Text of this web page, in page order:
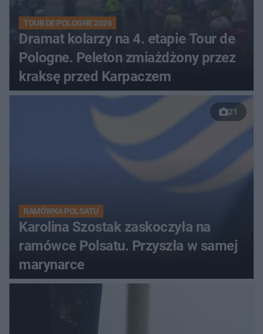
TOUR DE POLOGNE 2026
Dramat kolarzy na 4. etapie Tour de
Pologne. Peleton zmiażdżony przez
kraksę przed Karpaczem
21
RAMÓWKA POLSATU
Karolina Szostak zaskoczyła na
ramówce Polsatu. Przyszła w samej
marynarce